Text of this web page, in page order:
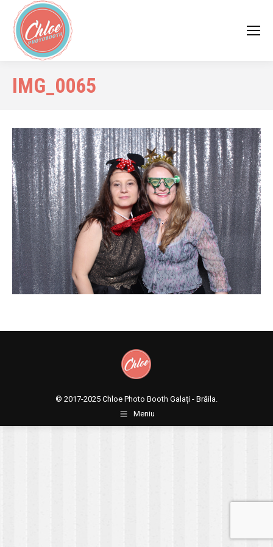
IMG_0065
© 2017-2025 Chloe Photo Booth Galați - Brăila.
Meniu